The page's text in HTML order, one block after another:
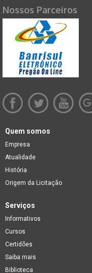
Nossos Parceiros
Quem somos
Empresa
Atualidade
História
Origem da Licitação
Serviços
Informativos
Cursos
Certidões
Saiba mais
Biblioteca